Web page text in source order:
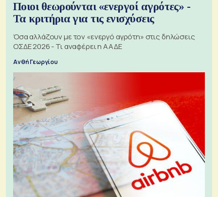
Ποιοι θεωρούνται «ενεργοί αγρότες» -
Τα κριτήρια για τις ενισχύσεις
Όσα αλλάζουν με τον «ενεργό αγρότη» στις δηλώσεις
ΟΣΔΕ 2026 - Τι αναφέρει η ΑΑΔΕ
Ανθή Γεωργίου